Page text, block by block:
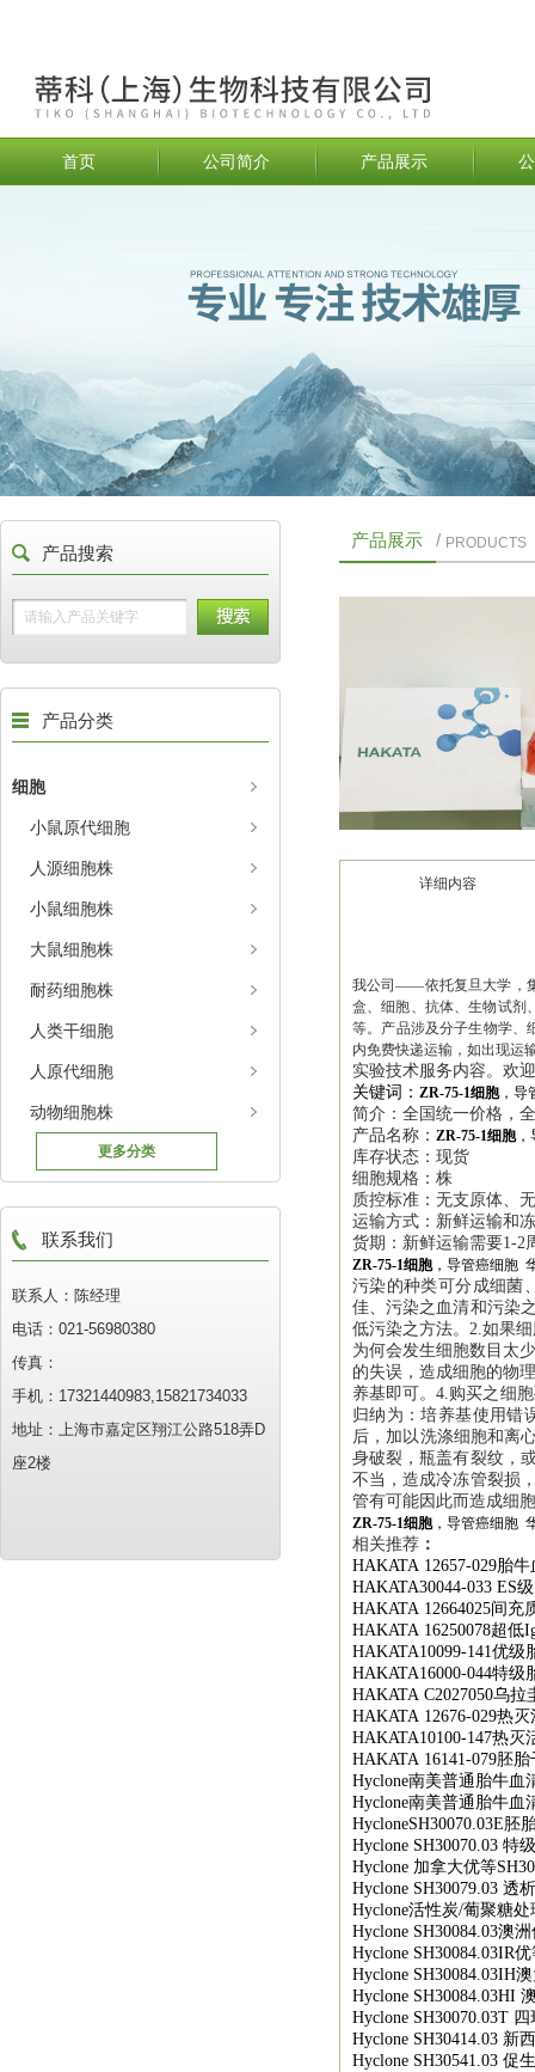
首页 公司简介 产品展示
产品搜索
产品分类
细胞
小鼠原代细胞
人源细胞株
小鼠细胞株
大鼠细胞株
耐药细胞株
人类干细胞
人原代细胞
动物细胞株
更多分类
联系我们
联系人：陈经理
电话：021-56980380
传真：
手机：17321440983,15821734033
地址：上海市嘉定区翔江公路518弄D
座2楼
产品展示 / PRODUCTS
详细内容
我公司——依托复旦大学，
盒、细胞、抗体、生物试剂
等。产品涉及分子生物学、
内免费快递运输，如出现运
实验技术服务内容。欢
关键词： ZR-75-1细胞，导
简介：全国统一价格，
产品名称： ZR-75-1细胞，
库存状态：现货
细胞规格：株
质控标准：无支原体、
运输方式：新鲜运输和
货期：新鲜运输需要1-2
ZR-75-1细胞，导管癌细胞
污染的种类可分成细菌
佳、污染之血清和污染
低污染之方法。2.如果
为何会发生细胞数目太
的失误，造成细胞的物
养基即可。4.购买之细
归纳为：培养基使用错
后，加以洗涤细胞和离
身破裂，瓶盖有裂纹，
不当，造成冷冻管裂损
管有可能因此而造成细
ZR-75-1细胞，导管癌细胞
相关推荐 ：
HAKATA 12657-029胎牛
HAKATA30044-033 ES
HAKATA 12664025间充
HAKATA 16250078超低
HAKATA10099-141优级
HAKATA16000-044特级
HAKATA C2027050乌拉
HAKATA 12676-029热灭
HAKATA10100-147热灭
HAKATA 16141-079胚胎
Hyclone南美普通胎牛血
Hyclone南美普通胎牛血
HycloneSH30070.03E胚
Hyclone SH30070.03 特
Hyclone 加拿大优等
Hyclone SH30079.03 透
Hyclone活性炭/葡聚糖处
Hyclone SH30084.03澳洲
Hyclone SH30084.03IR优
Hyclone SH30084.03IH
Hyclone SH30084.03HI
Hyclone SH30070.03T
Hyclone SH30414.03 新
Hyclone SH30541.03 促